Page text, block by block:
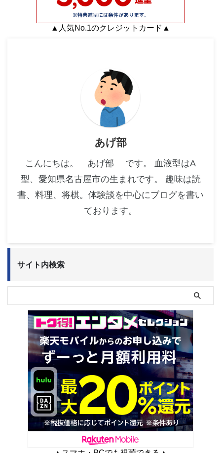
▲人気No.1のクレジットカード▲
あげ部
こんにちは。 あげ部 です。 血液型はA
型、愛知県名古屋市の生まれです。 趣味は読
書、料理、将棋。体験談を中心にブログを書い
ております。
サイト内検索